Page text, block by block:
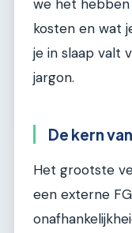
we het
kosten en wat
je in slaap valt
jargon.
De kern
Het grootste
een externe